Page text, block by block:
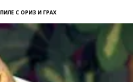
ПИЛЕ С ОРИЗ И ГРАХ